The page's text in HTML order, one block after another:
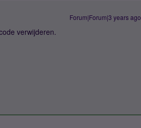
Forum|Forum|3 years ago
verwijderen.